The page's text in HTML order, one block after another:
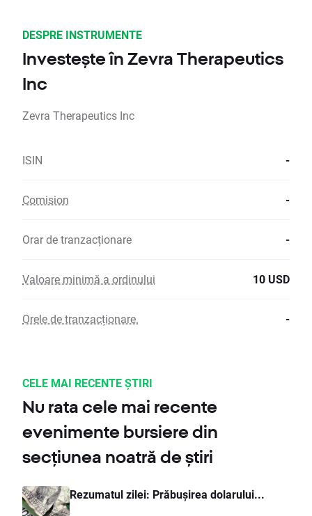
DESPRE INSTRUMENTE
Investește în Zevra Therapeutics
Inc
Zevra Therapeutics Inc
ISIN -
Comision -
Orar de tranzacționare -
Valoare minimă a ordinului 10 USD
Orele de tranzacționare. -
CELE MAI RECENTE ȘTIRI
Nu rata cele mai recente
evenimente bursiere din
secțiunea noatră de știri
Rezumatul zilei: Prăbușirea dolarului...